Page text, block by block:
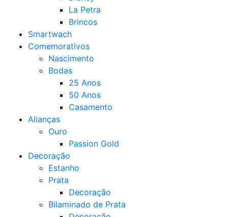
La Petra
Brincos
Smartwach
Comemorativos
Nascimento
Bodas
25 Anos
50 Anos
Casamento
Alianças
Ouro
Passion Gold
Decoração
Estanho
Prata
Decoração
Bilaminado de Prata